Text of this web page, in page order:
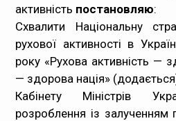
активність постановляю:
Схвалити Національну
рухової активності в
року «Рухова активність —
— здорова нація»
Кабінету Міністрів
розроблення із залученням